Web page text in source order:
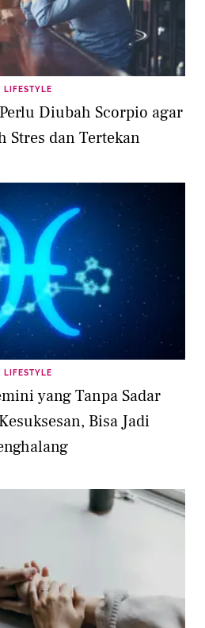
LIFESTYLE
Diubah Scorpio agar
Stres dan Tertekan
LIFESTYLE
yang Tanpa Sadar
Bisa Jadi